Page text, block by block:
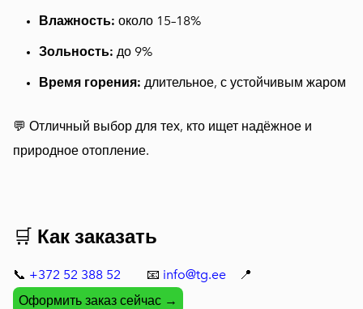
Влажность: около 15–18%
Зольность: до 9%
Время горения: длительное, с устойчивым жаром
💬 Отличный выбор для тех, кто ищет надёжное и
природное отопление.
🛒 Как заказать
📞 +372 52 388 52 📧 info@tg.ee 📍
Оформить заказ сейчас →